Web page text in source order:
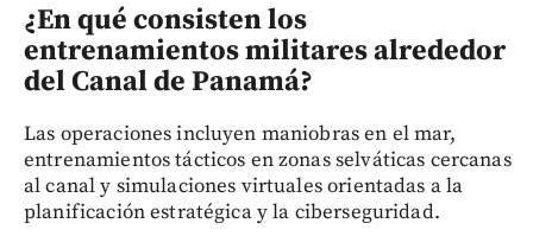
¿En qué consisten los
entrenamientos militares alrededor
del Canal de Panamá?
Las operaciones incluyen maniobras en el mar,
entrenamientos tácticos en zonas selváticas cercanas
al canal y simulaciones virtuales orientadas a la
planificación estratégica y la ciberseguridad.